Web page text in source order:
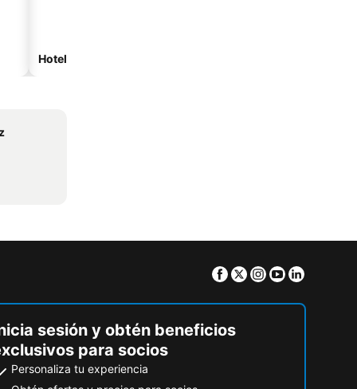
Hoteles de playa
Facebook
TwitterInstagram
Youtube
sesión y obtén beneficios
para socios
Personaliza tu experiencia